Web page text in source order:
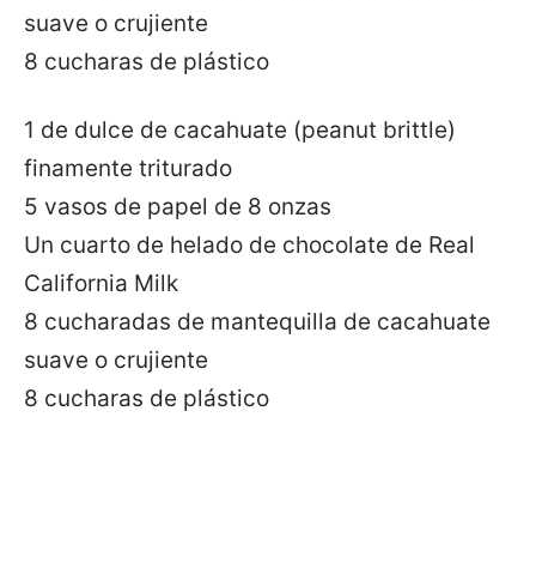
suave o crujiente
8 cucharas de plástico
1 de dulce de cacahuate (peanut brittle)
finamente triturado
5 vasos de papel de 8 onzas
Un cuarto de helado de chocolate de Real
California Milk
8 cucharadas de mantequilla de cacahuate
suave o crujiente
8 cucharas de plástico